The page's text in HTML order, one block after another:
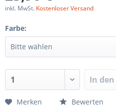
inkl. MwSt. Kostenloser Versand
Farbe:
In den
Merken Bewerten